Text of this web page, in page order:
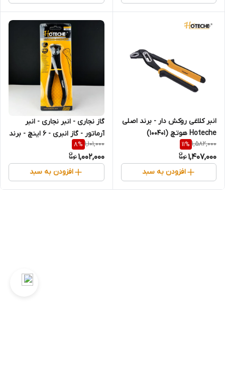
انبر کلاغی روکش دار - برند اصلی
Hoteche هوتچ (100401)
(قسطی)
1,582,000
11%
1,407,000
افزودن به سبد
گاز نجاری - انبر نجاری - انبر
آرماتور - گاز انبری - 6 اینچ - برند
(قسطی)
1,101,000
8%
1,002,000
افزودن به سبد